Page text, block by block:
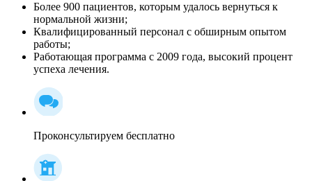
Более 900 пациентов, которым удалось вернуться к
нормальной жизни;
Квалифицированный персонал c обширным опытом
работы;
Работающая программа с 2009 года, высокий процент
успеха лечения.
Проконсультируем бесплатно